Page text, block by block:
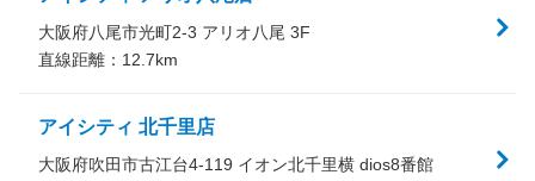
大阪府八尾市光町2-3 アリオ八尾 3F
直線距離： 12.7km
アイシティ 北千里店
大阪府吹田市古江台4-119 イオン北千里横 dios8番館